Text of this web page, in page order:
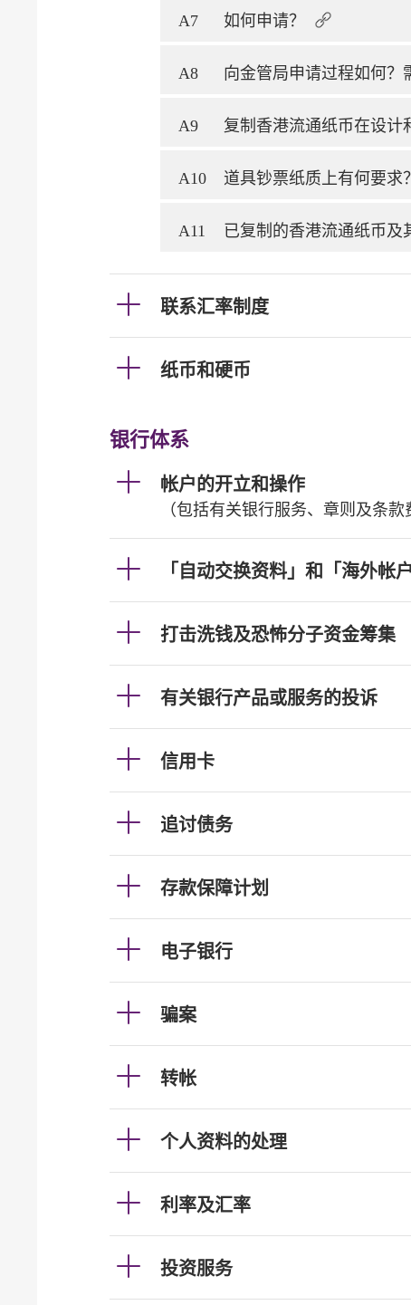
A7 如何申请？
A8 向金管局申请过程如何？
A9 复制香港流通纸币在设计
A10 道具钞票纸质上有何要求？
A11 已复制的香港流通纸币及
联系汇率制度
纸币和硬币
银行体系
帐户的开立和操作
（包括有关银行服务、章则及条款
「自动交换资料」和「海外帐
打击洗钱及恐怖分子资金筹集
有关银行产品或服务的投诉
信用卡
追讨债务
存款保障计划
电子银行
骗案
转帐
个人资料的处理
利率及汇率
投资服务